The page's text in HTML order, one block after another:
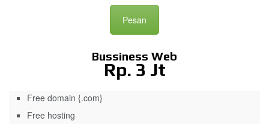
Pesan
Bussiness Web
Rp. 3 Jt
Free domain {.com}
Free hosting